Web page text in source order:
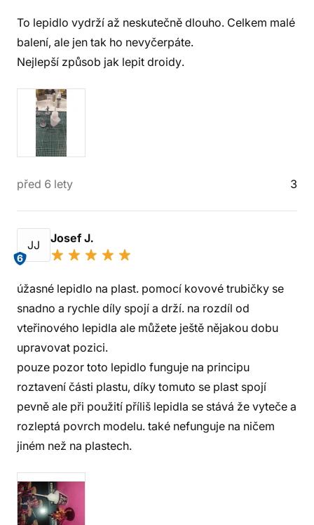
To lepidlo vydrží až neskutečně dlouho. Celkem malé
balení, ale jen tak ho nevyčerpáte.
Nejlepší způsob jak lepit droidy.
před 6 lety 3
JJ
6
Josef J.
úžasné lepidlo na plast. pomocí kovové trubičky se
snadno a rychle díly spojí a drží. na rozdíl od
vteřinového lepidla ale můžete ještě nějakou dobu
upravovat pozici.
pouze pozor toto lepidlo funguje na principu
roztavení části plastu, díky tomuto se plast spojí
pevně ale při použití příliš lepidla se stává že vyteče a
rozleptá povrch modelu. také nefunguje na ničem
jiném než na plastech.